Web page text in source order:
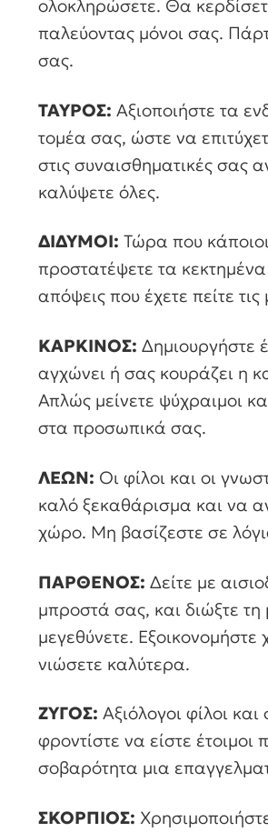
ολοκληρώσετε. Θα
παλεύοντας μόνοι σας.
σας.
ΤΑΥΡΟΣ: Αξιοποιήστε τα
τομέα σας, ώστε να
στις συναισθηματικές σας
καλύψετε όλες.
ΔΙΔΥΜΟΙ: Τώρα που
προστατέψετε τα
απόψεις που έχετε πείτε
ΚΑΡΚΙΝΟΣ: Δημιουργήστε
αγχώνει ή σας κουράζει η
Απλώς μείνετε ψύχραιμοι
στα προσωπικά σας.
ΛΕΩΝ: Οι φίλοι και οι
καλό ξεκαθάρισμα και να
χώρο. Μη βασίζεστε σε
ΠΑΡΘΕΝΟΣ: Δείτε με
μπροστά σας, και διώξτε τη
μεγεθύνετε.
νιώσετε καλύτερα.
ΖΥΓΟΣ: Αξιόλογοι φίλοι
φροντίστε να είστε
σοβαρότητα μια
ΣΚΟΡΠΙΟΣ: